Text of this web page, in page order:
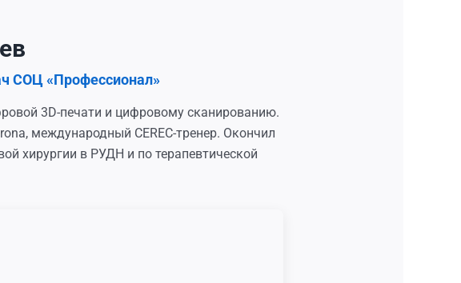
СОЦ «Профессионал»
3D-печати и цифровому сканированию.
международный CEREC-тренер. Окончил
хирургии в РУДН и по терапевтической